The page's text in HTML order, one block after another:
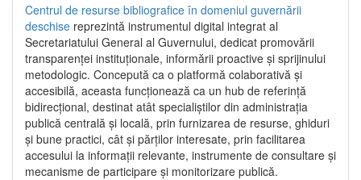
Centrul de resurse bibliografice în domeniul guvernării
deschise reprezintă instrumentul digital integrat al
Secretariatului General al Guvernului, dedicat promovării
transparenței instituționale, informării proactive și sprijinului
metodologic. Concepută ca o platformă colaborativă și
accesibilă, aceasta funcționează ca un hub de referință
bidirecțional, destinat atât specialiștilor din administrația
publică centrală și locală, prin furnizarea de resurse, ghiduri
și bune practici, cât și părților interesate, prin facilitarea
accesului la informații relevante, instrumente de consultare și
mecanisme de participare și monitorizare publică.